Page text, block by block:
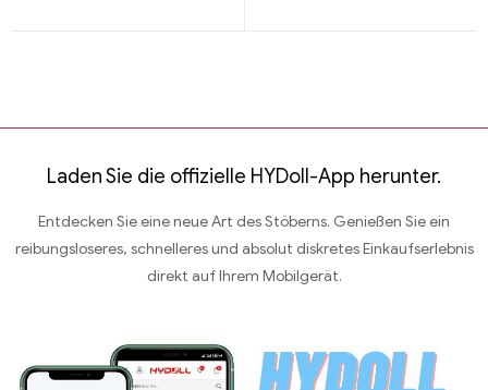
Laden Sie die offizielle HYDoll-App herunter.
Entdecken Sie eine neue Art des Stöberns. Genießen Sie ein
reibungsloseres, schnelleres und absolut diskretes Einkaufserlebnis
direkt auf Ihrem Mobilgerät.